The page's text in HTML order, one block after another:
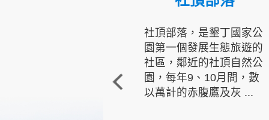
社頂部落，是墾丁國家公
園第一個發展生態旅遊的
社區，鄰近的社頂自然公
園，每年9、10月間，數
以萬計的赤腹鷹及灰 ...